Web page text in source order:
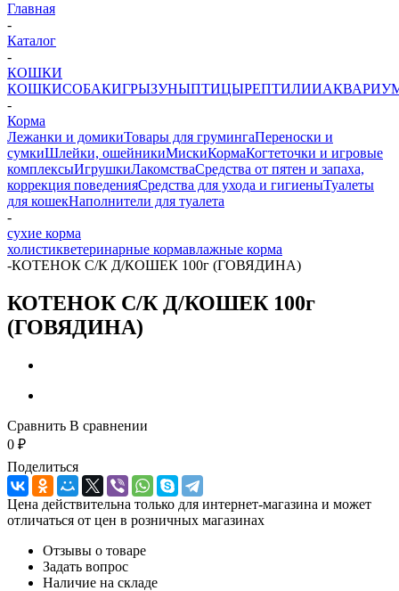
Главная
-
Каталог
-
КОШКИ
КОШКИСОБАКИГРЫЗУНЫПТИЦЫРЕПТИЛИИ
-
Корма
Лежанки и домикиТовары для грумингаПереноски и
сумкиШлейки, ошейникиМискиКормаКогтеточки и игровые
комплексыИгрушкиЛакомстваСредства от пятен и запаха,
коррекция поведенияСредства для ухода и гигиеныТуалеты
для кошекНаполнители для туалета
-
сухие корма
холистикветеринарные кормавлажные корма
-КОТЕНОК С/К Д/КОШЕК 100г (ГОВЯДИНА)
КОТЕНОК С/К Д/КОШЕК 100г
(ГОВЯДИНА)
Сравнить В сравнении
0 ₽
Поделиться
Цена действительна только для интернет-магазина и может
отличаться от цен в розничных магазинах
Отзывы о товаре
Задать вопрос
Наличие на складе